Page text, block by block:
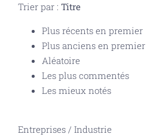
Trier par : Titre
Plus récents en premier
Plus anciens en premier
Aléatoire
Les plus commentés
Les mieux notés
Entreprises / Industrie